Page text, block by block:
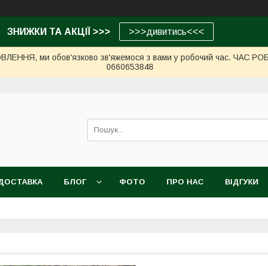
ЗНИЖКИ ТА АКЦІЇ >>> >>>дивитись<<<
ми обов'язково зв'яжемося з вами у робочий час. ЧАС
0660653848
БЛОГ ФОТО ПРО НАС ВІДГУКИ